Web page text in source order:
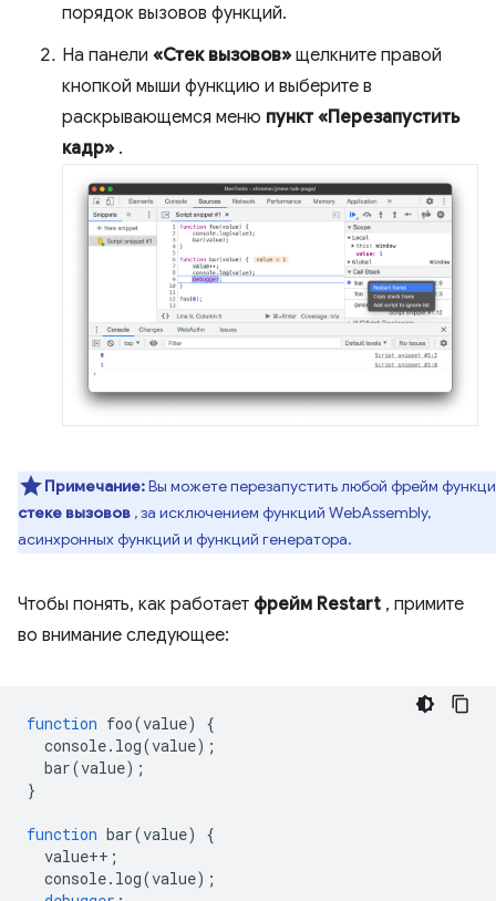
порядок вызовов функций.
На панели «Стек вызовов» щелкните правой
кнопкой мыши функцию и выберите в
раскрывающемся меню пункт «Перезапустить
кадр» .
Примечание:Вы можете перезапустить любой фрейм
стеке вызовов , за исключением функций WebAssembly,
асинхронных функций и функций генератора.
Чтобы понять, как работает фрейм Restart , примите
во внимание следующее:
function foo(value)
{
console. log(value);
bar(value);
}
function bar(value)
{
value++ ;
console. log(value);